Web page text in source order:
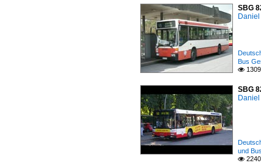
Bustypen
Deutschland
Alle Jahre SBG
Bus
 1309.
SBG
und
 2240.